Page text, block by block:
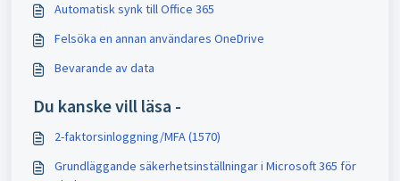
Automatisk synk till Office 365
Felsöka en annan användares OneDrive
Bevarande av data
Du kanske vill läsa -
2-faktorsinloggning/MFA (1570)
Grundläggande säkerhetsinställningar i Microsoft 365 för